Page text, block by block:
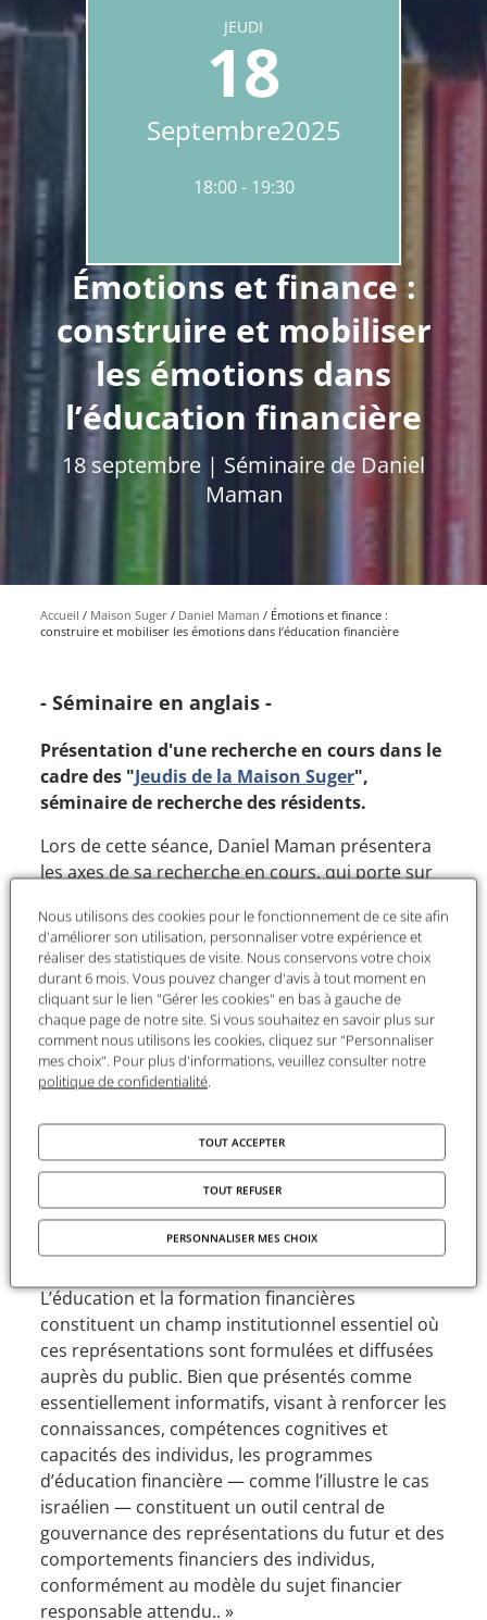
Émotions et finance :
construire et mobiliser
les émotions dans
l’éducation financière
18 septembre | Séminaire de Daniel
Maman
JEUDI
18
Septembre2025
18:00 19:30
Accueil Maison Suger Daniel Maman
Émotions et finance :
construire et mobiliser les émotions dans l’éducation financière
- Séminaire en anglais -
Présentation d'une recherche en cours dans le
cadre des "Jeudis de la Maison Suger",
séminaire de recherche des résidents.
Lors de cette séance, Daniel Maman présentera
les axes de sa recherche en cours, qui porte sur
les sociétés contemporaines à travers le prisme
de l’éducation financière, en s’appuyant
notamment sur le cas israélien.
Le thème du projet de recherche
« Le régime actuel du capitalisme financiarisé
exige des individus qu’ils interagissent avec des
leur sécurité et bien-être économiques. Dans ce
cadre, divers acteurs élaborent et transmettent
des représentations de l’avenir incitant les
individus à adopter certaines logiques,
compréhensions et pratiques financières dans la
L’éducation et la formation financières
constituent un champ institutionnel essentiel où
ces représentations sont formulées et diffusées
auprès du public. Bien que présentés comme
essentiellement informatifs, visant à renforcer les
connaissances, compétences cognitives et
capacités des individus, les programmes
d’éducation financière — comme l’illustre le cas
israélien — constituent un outil central de
gouvernance des représentations du futur et des
comportements financiers des individus,
conformément au modèle du sujet financier
responsable attendu.. »
Nous utilisons des cookies pour le fonctionnement de ce site afin
d'améliorer son utilisation, personnaliser votre expérience et
réaliser des statistiques de visite. Nous conservons votre choix
durant 6 mois. Vous pouvez changer d'avis à tout moment en
cliquant sur le lien "Gérer les cookies" en bas à gauche de
chaque page de notre site. Si vous souhaitez en savoir plus sur
comment nous utilisons les cookies, cliquez sur "Personnaliser
mes choix". Pour plus d'informations, veuillez consulter notre
politique de confidentialité.
TOUT ACCEPTER
TOUT REFUSER
PERSONNALISER MES CHOIX